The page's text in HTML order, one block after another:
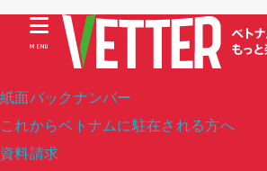
紙面バックナンバー
これからベトナムに駐在される方へ
資料請求
MENU